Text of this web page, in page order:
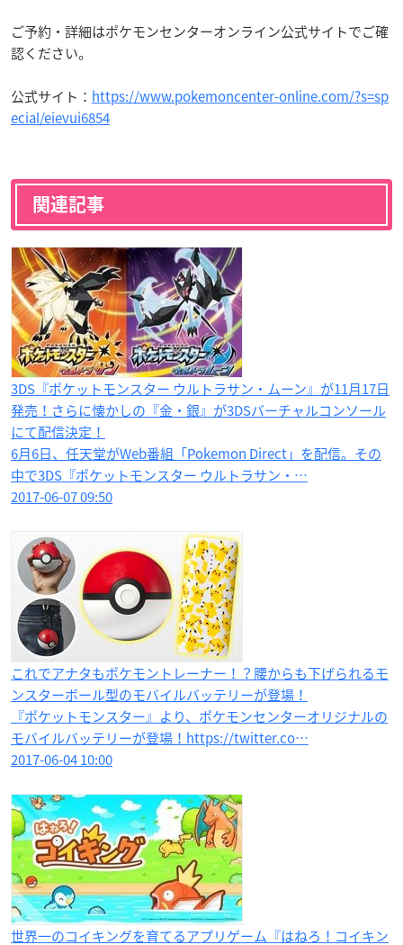
ご予約・詳細はポケモンセンターオンライン公式サイトでご確
認ください。
公式サイト： https://www.pokemoncenter-online.com/?s=sp
ecial/eievui6854
関連記事
3DS『ポケットモンスター ウルトラサン・ムーン』が11月17日
発売！さらに懐かしの『金・銀』が3DSバーチャルコンソール
にて配信決定！
6月6日、任天堂がWeb番組「Pokemon Direct」を配信。その
中で3DS『ポケットモンスター ウルトラサン・…
2017-06-07 09:50
これでアナタもポケモントレーナー！？腰からも下げられるモ
ンスターボール型のモバイルバッテリーが登場！
『ポケットモンスター』より、ポケモンセンターオリジナルの
モバイルバッテリーが登場！https://twitter.co…
2017-06-04 10:00
世界一のコイキングを育てるアプリゲーム『はねろ！コイキン